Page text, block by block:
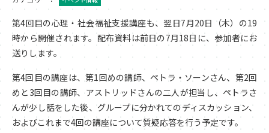
第4回目の心理・社会福祉支援講座も、翌日7月20日（木）の19
時から開催されます。配布資料は前日の7月18日に、参加者にお
送りします。
第4回目の講座は、第1回めの講師、ペトラ・ソーンさん、第2回
めと3回目の講師、アストリッドさんの二人が担当し、ペトラさ
んが少し話をした後、グループに分かれてのディスカッション、
およびこれまで4回の講座について質疑応答を行う予定です。